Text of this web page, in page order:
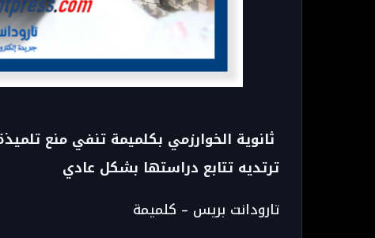
ثانوية الخوارزمي بكلميمة تنفي منع
ترتديه تتابع دراستها بشكل عادي
تارودانت بريس – كلميمة